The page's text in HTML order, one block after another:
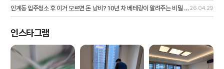
인계동 입주청소 후 이거 모르면 돈 낭비? 10년 차 베테랑이 알려주는 비밀 검수법! 26.04.29
인스타그램